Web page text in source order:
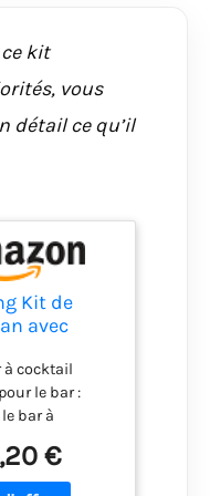
kit
vous
détail ce qu’il
Kit de
avec
de Bar
|
Shaker
de
g pour
Les
à cocktail
le bar :
bar à
safring a
shaker à
€